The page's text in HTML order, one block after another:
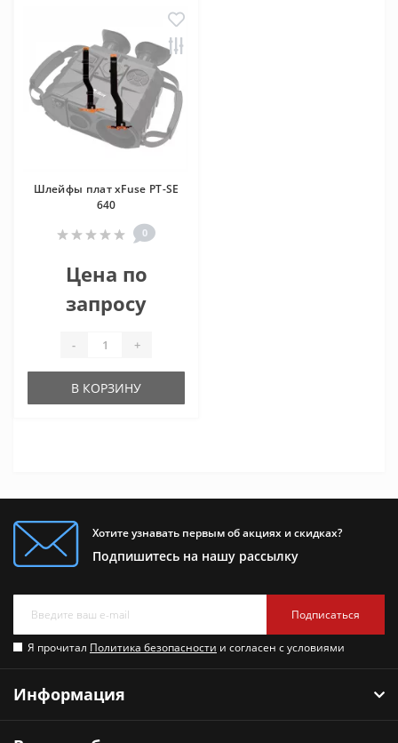
Шлейфы плат xFuse PT-SE
640
0
Цена по
запросу
- +
В КОРЗИНУ
Хотите узнавать первым об акциях и скидках?
Подпишитесь на нашу рассылку
Подписаться
Я прочитал Политика безопасности и согласен с условиями
Информация